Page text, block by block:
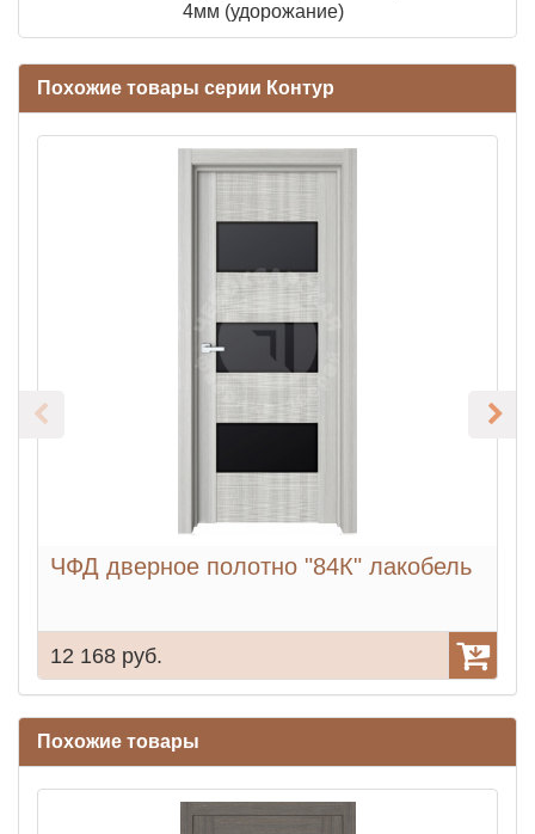
4мм (удорожание)
Похожие товары серии Контур
ЧФД дверное полотно "84К" лакобель
12 168 руб.
Похожие товары